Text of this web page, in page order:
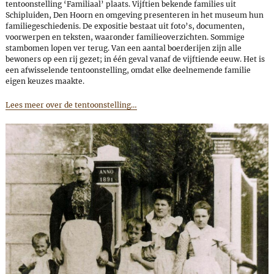
tentoonstelling ‘Familiaal’ plaats. Vijftien bekende families uit
Schipluiden, Den Hoorn en omgeving presenteren in het museum hun
familiegeschiedenis. De expositie bestaat uit foto’s, documenten,
voorwerpen en teksten, waaronder familieoverzichten. Sommige
stambomen lopen ver terug. Van een aantal boerderijen zijn alle
bewoners op een rij gezet; in één geval vanaf de vijftiende eeuw. Het is
een afwisselende tentoonstelling, omdat elke deelnemende familie
eigen keuzes maakte.
Lees meer over de tentoonstelling…